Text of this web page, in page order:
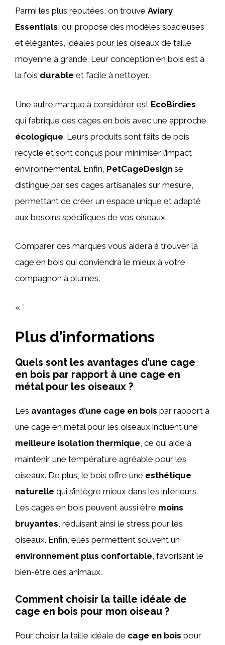
Parmi les plus réputées, on trouve Aviary
Essentials, qui propose des modèles spacieuses
et élégantes, idéales pour les oiseaux de taille
moyenne à grande. Leur conception en bois est à
la fois durable et facile à nettoyer.
Une autre marque à considérer est EcoBirdies
qui fabrique des cages en bois avec une approche
écologique. Leurs produits sont faits de bois
recyclé et sont conçus pour minimiser l’impact
environnemental. Enfin, PetCageDesign se
distingue par ses cages artisanales sur mesure,
permettant de créer un espace unique et adapté
aux besoins spécifiques de vos oiseaux.
Comparer ces marques vous aidera à trouver la
cage en bois qui conviendra le mieux à votre
compagnon à plumes.
« `
Plus d’informations
Quels sont les avantages d’une cage
en bois par rapport à une cage en
métal pour les oiseaux ?
Les avantages d’une cage en bois par rapport à
une cage en métal pour les oiseaux incluent une
meilleure isolation thermique, ce qui aide à
maintenir une température agréable pour les
oiseaux. De plus, le bois offre une esthétique
naturelle qui s’intègre mieux dans les intérieurs.
Les cages en bois peuvent aussi être moins
bruyantes, réduisant ainsi le stress pour les
oiseaux. Enfin, elles permettent souvent un
environnement plus confortable, favorisant le
bien-être des animaux.
Comment choisir la taille idéale de
cage en bois pour mon oiseau ?
Pour choisir la taille idéale de cage en bois pour